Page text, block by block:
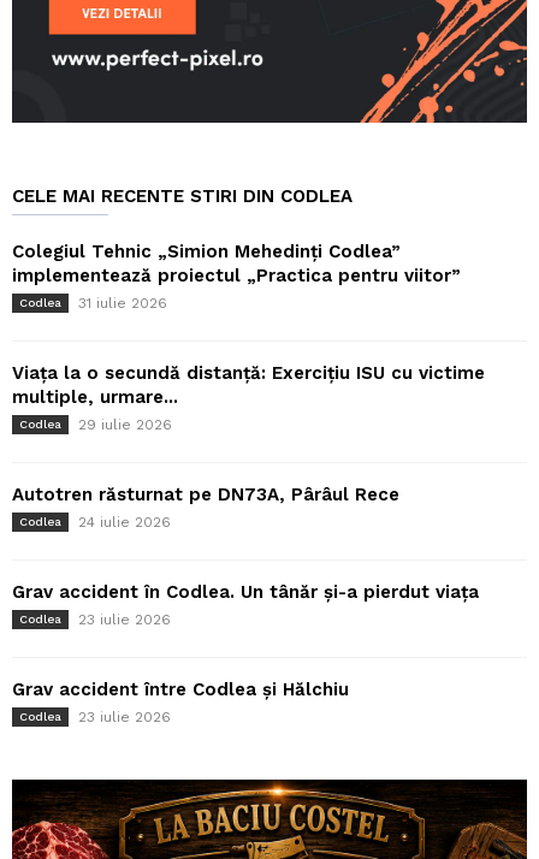
CELE MAI RECENTE STIRI DIN CODLEA
Colegiul Tehnic „Simion Mehedinți Codlea”
implementează proiectul „Practica pentru viitor”
Codlea 31 iulie 2026
Viața la o secundă distanță: Exercițiu ISU cu victime
multiple, urmare...
Codlea 29 iulie 2026
Autotren răsturnat pe DN73A, Pârâul Rece
Codlea 24 iulie 2026
Grav accident în Codlea. Un tânăr și-a pierdut viața
Codlea 23 iulie 2026
Grav accident între Codlea și Hălchiu
Codlea 23 iulie 2026